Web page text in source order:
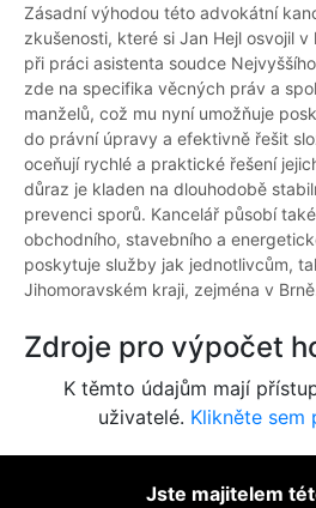
Zásadní výhodou této advokátní
zkušenosti, které si Jan Hejl osvojil
při práci asistenta soudce
zde na specifika věcných práv a
manželů, což mu nyní umožňuje
do právní úpravy a efektivně řešit
oceňují rychlé a praktické řešení
důraz je kladen na dlouhodobě
prevenci sporů. Kancelář působí
obchodního, stavebního a
poskytuje služby jak jednotlivcům,
Jihomoravském kraji, zejména v
Zdroje pro výpočet
K těmto údajům mají
uživatelé. Klikněte sem
Jste majitelem